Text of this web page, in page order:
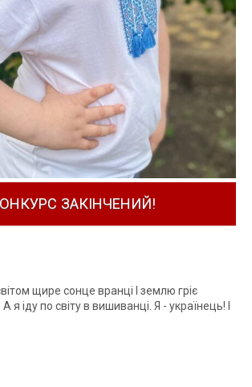
ЗАКІНЧЕНИЙ!
щире сонце вранці І землю гріє
іду по світу в вишиванці. Я - українець! І